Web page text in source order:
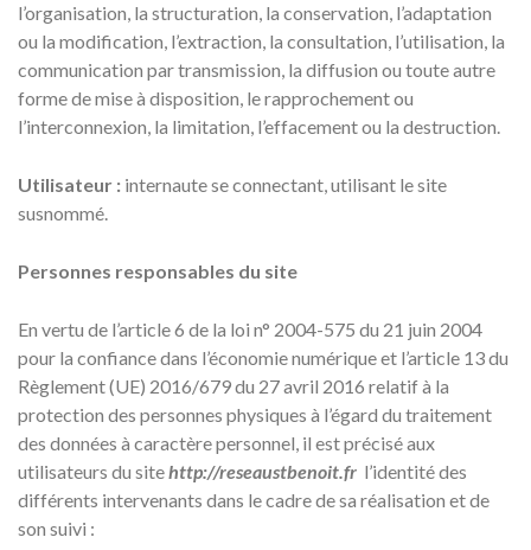
l’organisation, la structuration, la conservation, l’adaptation
ou la modification, l’extraction, la consultation, l’utilisation, la
communication par transmission, la diffusion ou toute autre
forme de mise à disposition, le rapprochement ou
l’interconnexion, la limitation, l’effacement ou la destruction.
Utilisateur : internaute se connectant, utilisant le site
susnommé.
Personnes responsables du site
En vertu de l’article 6 de la loi n° 2004-575 du 21 juin 2004
pour la confiance dans l’économie numérique et l’article 13 du
Règlement (UE) 2016/679 du 27 avril 2016 relatif à la
protection des personnes physiques à l’égard du traitement
des données à caractère personnel, il est précisé aux
utilisateurs du sitehttp://reseaustbenoit.fr l’identité des
différents intervenants dans le cadre de sa réalisation et de
son suivi :